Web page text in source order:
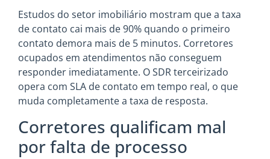
Estudos do setor imobiliário mostram que a taxa
de contato cai mais de 90% quando o primeiro
contato demora mais de 5 minutos. Corretores
ocupados em atendimentos não conseguem
responder imediatamente. O SDR terceirizado
opera com SLA de contato em tempo real, o que
muda completamente a taxa de resposta.
Corretores qualificam mal
por falta de processo